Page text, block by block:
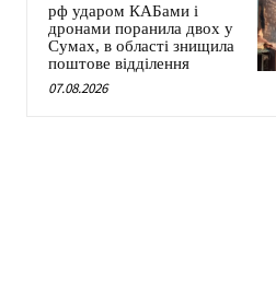
рф ударом КАБами і
дронами поранила двох у
Сумах, в області знищила
поштове відділення
07.08.2026